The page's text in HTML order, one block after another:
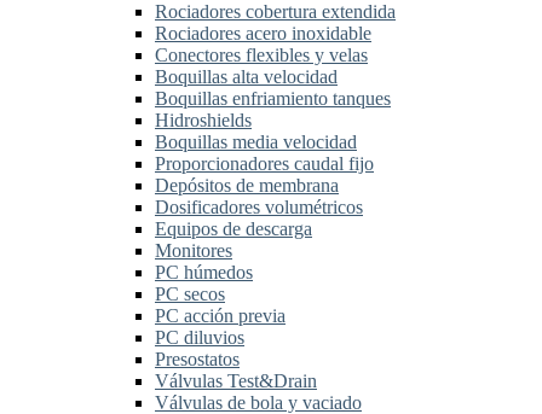
Rociadores cobertura extendida
Rociadores acero inoxidable
Conectores flexibles y velas
Boquillas alta velocidad
Boquillas enfriamiento tanques
Hidroshields
Boquillas media velocidad
Proporcionadores caudal fijo
Depósitos de membrana
Dosificadores volumétricos
Equipos de descarga
Monitores
PC húmedos
PC secos
PC acción previa
PC diluvios
Presostatos
Válvulas Test&Drain
Válvulas de bola y vaciado